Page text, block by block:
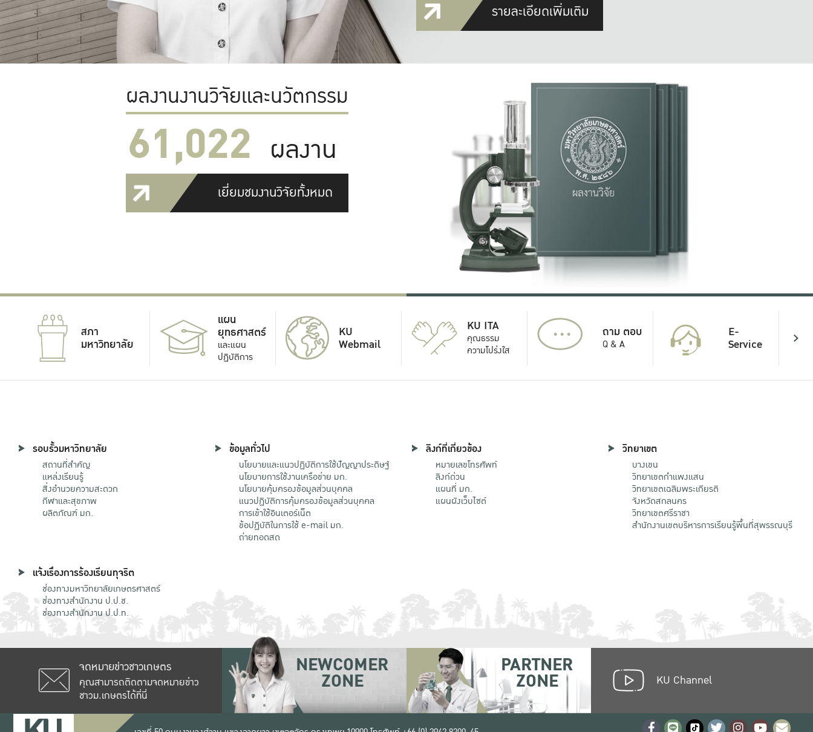
รายละเอียดเพิ่มเติม
ผลงานงานวิจัยและนวัตกรรม
61,022 ผลงาน
เยี่ยมชมงานวิจัยทั้งหมด
สภา
มหาวิทยาลัย
แผน
ยุทธศาสตร์
และแผน
ปฏิบัติการ
KU
Webmail
KU ITA
คุณธรรม
ความโปร่งใส
... ถาม ตอบ
Q & A
E-
Service
รอบรั้วมหาวิทยาลัย
สถานที่สำคัญ
แหล่งเรียนรู้
สิ่งอำนวยความสะดวก
กีฬาและสุขภาพ
ผลิตภัณฑ์ มก.
ข้อมูลทั่วไป
นโยบายและแนวปฏิบัติการใช้ปัญญาประดิษฐ์
นโยบายการใช้งานเครือข่าย มก.
นโยบายคุ้มครองข้อมูลส่วนบุคคล
แนวปฏิบัติการคุ้มครองข้อมูลส่วนบุคคล
การเข้าใช้อินเตอร์เน็ต
ข้อปฏิบัติในการใช้ e-mail มก.
ถ่ายทอดสด
ลิงก์ที่เกี่ยวข้อง
หมายเลขโทรศัพท์
ลิงก์ด่วน
แผนที่ มก.
แผนผังเว็บไซต์
วิทยาเขต
บางเขน
วิทยาเขตกําแพงแสน
วิทยาเขตเฉลิมพระเกียรติ
จังหวัดสกลนคร
วิทยาเขตศรีราชา
สำนักงานเขตบริหารการเรียนรู้พื้นที่สุพรรณบุรี
แจ้งเรื่องการร้องเรียนทุจริต
ช่องทางมหาวิทยาลัยเกษตรศาสตร์
ช่องทางสำนักงาน ป.ป.ช.
ช่องทางสำนักงาน ป.ป.ท.
จดหมายข่าวชาวเกษตร
คุณสามารถติดตามจดหมายข่าว
ชาวม.เกษตรได้ที่นี่
NEWCOMER
ZONE
PARTNER
ZONE KU Channel